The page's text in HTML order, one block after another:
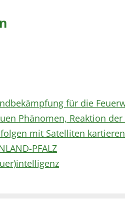
für die
Phänomen, Reaktion
mit Satelliten kartieren
PFALZ